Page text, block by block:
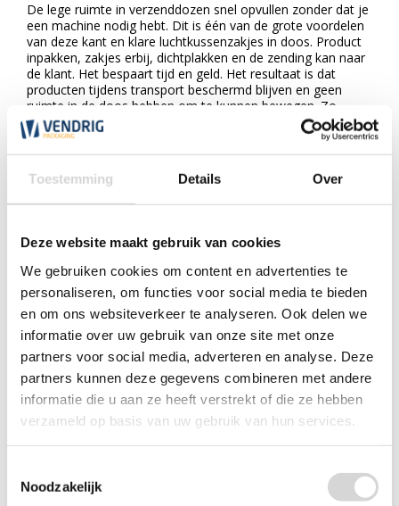
Toestemming Details Over
Deze website maakt gebruik van cookies
We gebruiken cookies om content en advertenties te
personaliseren, om functies voor social media te bieden
en om ons websiteverkeer te analyseren. Ook delen we
informatie over uw gebruik van onze site met onze
partners voor social media, adverteren en analyse. Deze
partners kunnen deze gegevens combineren met andere
informatie die u aan ze heeft verstrekt of die ze hebben
verzameld op basis van uw gebruik van hun services.
Noodzakelijk
De lege ruimte in verzenddozen snel opvullen zonder dat je
een machine nodig hebt. Dit is één van de grote voordelen
van deze kant en klare luchtkussenzakjes in doos. Product
inpakken, zakjes erbij, dichtplakken en de zending kan naar
de klant. Het bespaart tijd en geld. Het resultaat is dat
producten tijdens transport beschermd blijven en geen
ruimte in de doos hebben om te kunnen bewegen. Zo
wordt potentiële schade zo veel mogelijk voorkomen. In
één doos zitten 150 opgeblazen plastic zakjes. Het formaat
van een zakje is 10 cm bij 20 cm. Per doos kun je dus zo'n
80 liter ruimte grof opvullen. Ze zitten met een
perforatiestrip aan elkaar en kunnen eenvoudig van elkaar
af worden gescheurd. Plastic luchtkussenzakjes zijn
ook licht buigbaar. Zo vormt het zich naar het product.
Echter zijn ze niet volledig flexibel en zijn ze het beste te
gebruiken voor het grof opvullen van dozen. Ideaal voor
webshops, fabrikanten en winkeliers. Ga je voor gemak en
geldbesparing bij het opvullen van verzenddozen? Dan is
deze dispenserdoos met opgeblazen luchtkussenzakjes
echt wat voor jou.